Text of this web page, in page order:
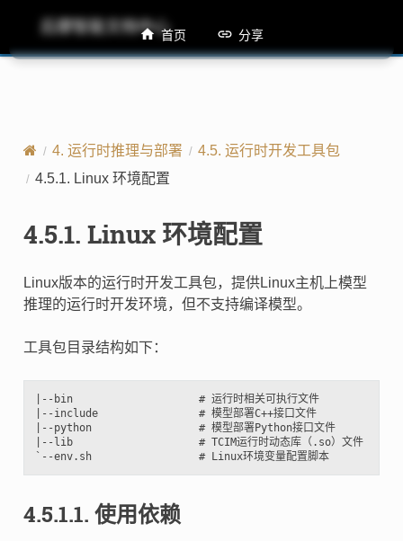
后摩智能文档中心M50 TCIM用户手册
4. 运行时推理与部署 4.5. 运行时开发工具包
4.5.1. Linux 环境配置
4.5.1. Linux 环境配置
Linux版本的运行时开发工具包，提供Linux主机上模型
推理的运行时开发环境，但不支持编译模型。
工具包目录结构如下：
|--bin                    # 运行时相关可执行文件
|--include                # 模型部署C++接口文件
|--python                 # 模型部署Python接口文件
|--lib                    # TCIM运行时动态库（.so）文件
`--env.sh                 # Linux环境变量配置脚本
4.5.1.1. 使用依赖
首页 分享